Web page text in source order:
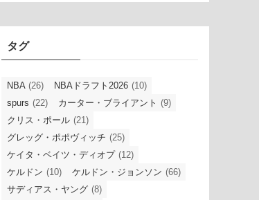
ブ
タグ
NBA (26) NBAドラフト2026 (10)
spurs (22) カーター・ブライアント (9)
クリス・ポール (21)
グレッグ・ポポヴィッチ (25)
ケイタ・ベイツ・ディオプ (12)
ケルドン (10) ケルドン・ジョンソン (66)
サディアス・ヤング (8)